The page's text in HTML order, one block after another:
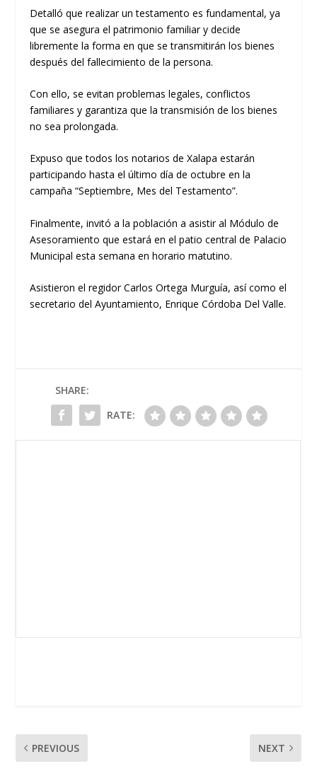
Detalló que realizar un testamento es fundamental, ya
que se asegura el patrimonio familiar y decide
libremente la forma en que se transmitirán los bienes
después del fallecimiento de la persona.
Con ello, se evitan problemas legales, conflictos
familiares y garantiza que la transmisión de los bienes
no sea prolongada.
Expuso que todos los notarios de Xalapa estarán
participando hasta el último día de octubre en la
campaña “Septiembre, Mes del Testamento”.
Finalmente, invitó a la población a asistir al Módulo de
Asesoramiento que estará en el patio central de Palacio
Municipal esta semana en horario matutino.
Asistieron el regidor Carlos Ortega Murguía, así como el
secretario del Ayuntamiento, Enrique Córdoba Del Valle.
SHARE:
RATE:
PREVIOUS NEXT